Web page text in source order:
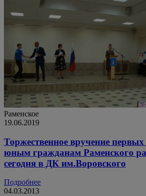
Раменское
19.06.2019
Торжественное вручение
юным гражданам Раменского
сегодня в ДК им.Воровского
Подробнее
04.03.2013